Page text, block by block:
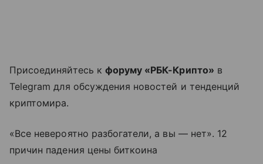
Присоединяйтесь к форуму «РБК-Крипто» в
Telegram для обсуждения новостей и тенденций
криптомира.
«Все невероятно разбогатели, а вы — нет». 12
причин падения цены биткоина